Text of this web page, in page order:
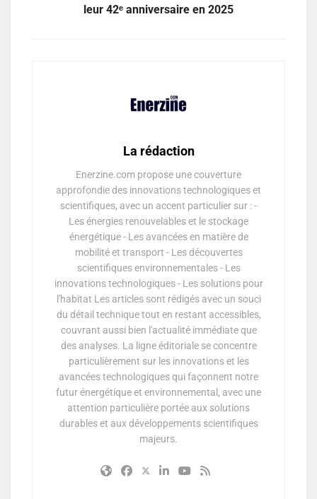
leur 42ᵉ anniversaire en 2025
La rédaction
Enerzine.com propose une couverture
approfondie des innovations technologiques et
scientifiques, avec un accent particulier sur : -
Les énergies renouvelables et le stockage
énergétique - Les avancées en matière de
mobilité et transport - Les découvertes
scientifiques environnementales - Les
innovations technologiques - Les solutions pour
l'habitat Les articles sont rédigés avec un souci
du détail technique tout en restant accessibles,
couvrant aussi bien l'actualité immédiate que
des analyses. La ligne éditoriale se concentre
particulièrement sur les innovations et les
avancées technologiques qui façonnent notre
futur énergétique et environnemental, avec une
attention particulière portée aux solutions
durables et aux développements scientifiques
majeurs.